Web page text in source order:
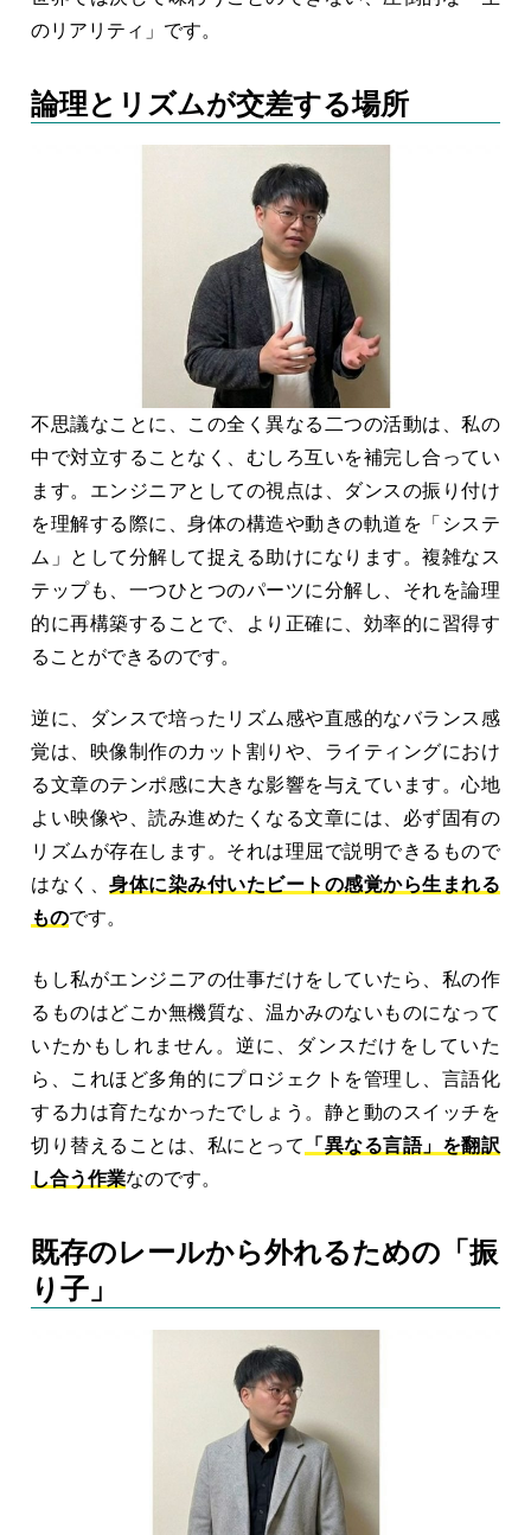
のリアリティ」です。
論理とリズムが交差する場所
不思議なことに、この全く異なる二つの活動は、私の
中で対立することなく、むしろ互いを補完し合ってい
ます。エンジニアとしての視点は、ダンスの振り付け
を理解する際に、身体の構造や動きの軌道を「システ
ム」として分解して捉える助けになります。複雑なス
テップも、一つひとつのパーツに分解し、それを論理
的に再構築することで、より正確に、効率的に習得す
ることができるのです。
逆に、ダンスで培ったリズム感や直感的なバランス感
覚は、映像制作のカット割りや、ライティングにおけ
る文章のテンポ感に大きな影響を与えています。心地
よい映像や、読み進めたくなる文章には、必ず固有の
リズムが存在します。それは理屈で説明できるもので
はなく、身体に染み付いたビートの感覚から生まれる
ものです。
もし私がエンジニアの仕事だけをしていたら、私の作
るものはどこか無機質な、温かみのないものになって
いたかもしれません。逆に、ダンスだけをしていた
ら、これほど多角的にプロジェクトを管理し、言語化
する力は育たなかったでしょう。静と動のスイッチを
切り替えることは、私にとって
「異なる言語」を翻訳
し合う作業なのです。
既存のレールから外れるための「振
り子」